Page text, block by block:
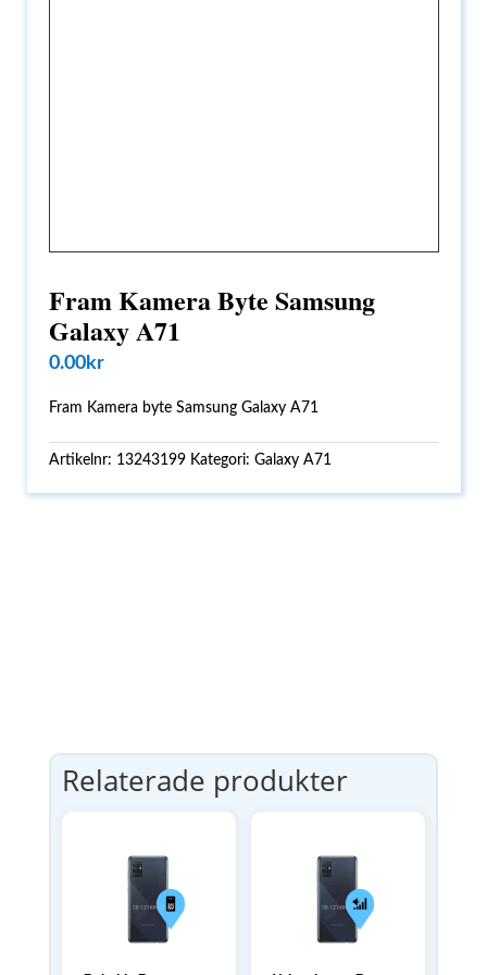
Fram Kamera Byte Samsung
Galaxy A71
0.00kr
Fram Kamera byte Samsung Galaxy A71
Artikelnr: 13243199 Kategori:Galaxy A71
Relaterade produkter